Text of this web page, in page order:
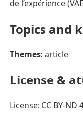
de l’expérience
Topics and
Themes: article
License &
License: CC BY-ND